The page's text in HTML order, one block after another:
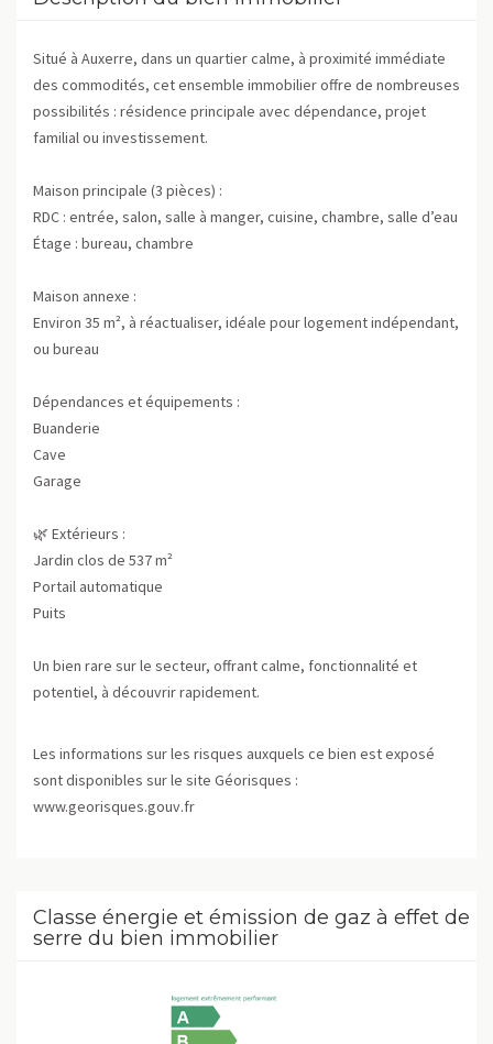
Situé à Auxerre, dans un quartier calme, à proximité immédiate
des commodités, cet ensemble immobilier offre de nombreuses
possibilités : résidence principale avec dépendance, projet
familial ou investissement.
Maison principale (3 pièces) :
RDC : entrée, salon, salle à manger, cuisine, chambre, salle d’eau
Étage : bureau, chambre
Maison annexe :
Environ 35 m², à réactualiser, idéale pour logement indépendant,
ou bureau
Dépendances et équipements :
Buanderie
Cave
Garage
🌿 Extérieurs :
Jardin clos de 537 m²
Portail automatique
Puits
Un bien rare sur le secteur, offrant calme, fonctionnalité et
potentiel, à découvrir rapidement.
Les informations sur les risques auxquels ce bien est exposé
sont disponibles sur le site Géorisques :
www.georisques.gouv.fr
Classe énergie et émission de gaz à effet de
serre du bien immobilier